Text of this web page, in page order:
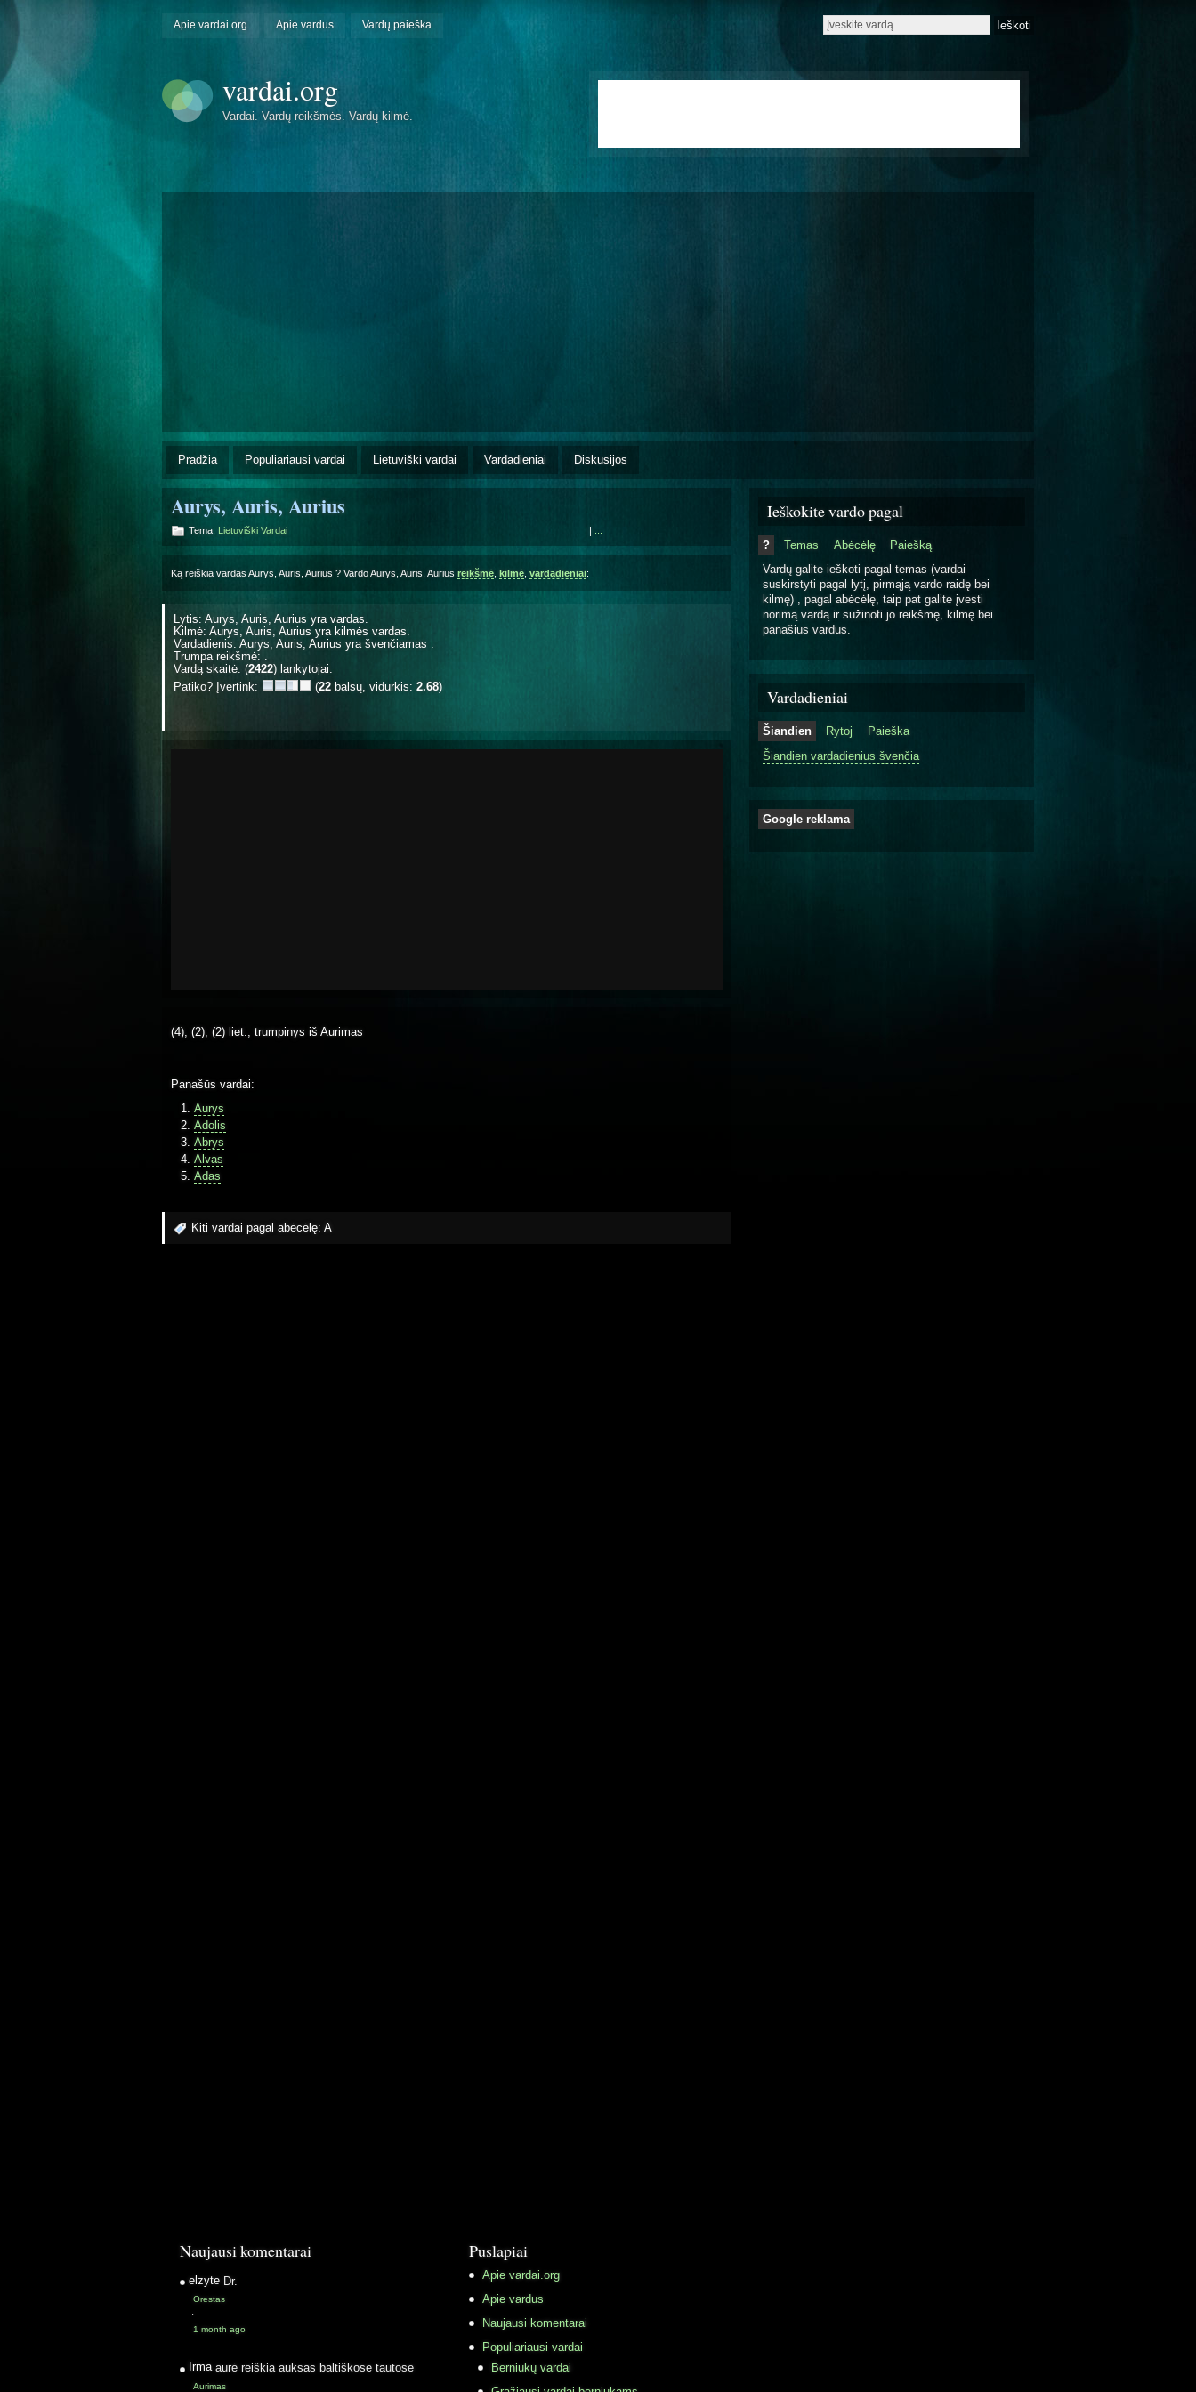
Apie vardai.org Apie vardus Vardų paieška
vardai.org
Vardai. Vardų reikšmės. Vardų kilmė.
Pradžia Populiariausi vardai Lietuviški vardai Vardadieniai Diskusijos
Aurys, Auris, Aurius
Tema: Lietuviški Vardai |
Ką reiškia vardas Aurys, Auris, Aurius ? Vardo Aurys, Auris, Aurius reikšmė kilmė vardadieniai:
Lytis: Aurys, Auris, Aurius yra vardas.
Kilmė: Aurys, Auris, Aurius yra kilmės vardas.
Vardadienis: Aurys, Auris, Aurius yra švenčiamas
Trumpa reikšmė: .
Vardą skaitė: (2422) lankytojai.
Patiko? Įvertink:
(22 balsų, vidurkis: 2.68)
(4), (2), (2) liet., trumpinys iš Aurimas
Panašūs vardai:
Aurys
Adolis
Abrys
Alvas
Adas
Kiti vardai pagal abėcėlę: A
Ieškokite vardo pagal
? Temas Abėcėlę
Paiešką
Vardų galite ieškoti pagal temas (vardai
suskirstyti pagal lytį, pirmąją vardo raidę bei
kilmę) , pagal abėcėlę, taip pat galite įvesti
norimą vardą ir sužinoti jo reikšmę, kilmę bei
panašius vardus.
Vardadieniai
Šiandien Rytoj
Paieška
Šiandien vardadienius švenčia
Google reklama
Naujausi komentarai
elzyte Dr.
Orestas
·
1 month ago
Irma aurė reiškia auksas baltiškose tautose
Aurimas
Puslapiai
Apie vardai.org
Apie vardus
Naujausi komentarai
Populiariausi vardai
Berniukų vardai